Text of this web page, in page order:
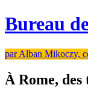
Bureau
par Alban Mikoczy,
À Rome,